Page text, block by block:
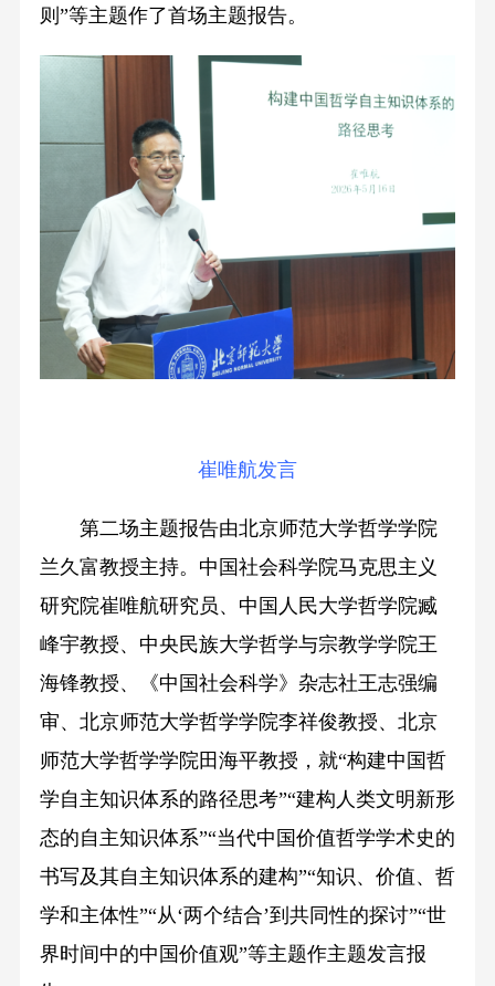
则”等主题作了首场主题报告。
崔唯航发言
第二场主题报告由北京师范大学哲学学院
兰久富教授主持。中国社会科学院马克思主义
研究院崔唯航研究员、中国人民大学哲学院臧
峰宇教授、中央民族大学哲学与宗教学学院王
海锋教授、《中国社会科学》杂志社王志强编
审、北京师范大学哲学学院李祥俊教授、北京
师范大学哲学学院田海平教授，就“构建中国哲
学自主知识体系的路径思考”“建构人类文明新形
态的自主知识体系”“当代中国价值哲学学术史的
书写及其自主知识体系的建构”“知识、价值、哲
学和主体性”“从‘两个结合’到共同性的探讨”“世
界时间中的中国价值观”等主题作主题发言报